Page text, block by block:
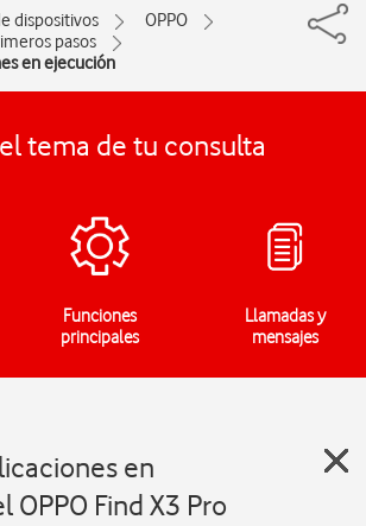
dispositivos
OPPO
pasos
en ejecución
tema de tu consulta
Funciones
principales
Llamadas y
mensajes
en
Find X3 Pro